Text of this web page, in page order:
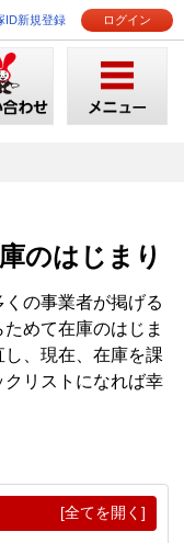
ID新規登録 ログイン
のはじまり
くの事業者が掲げる
めて在庫のはじま
、現在、在庫を課
リストになれば幸
[全てを開く]